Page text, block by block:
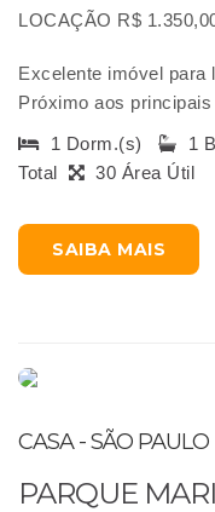
LOCAÇÃO R$
Excelente imóvel para
Próximo aos
1 Dorm.(s)
1
Total
30 Área Útil
SAIBA MAIS
CASA - SÃO PAULO
PARQUE